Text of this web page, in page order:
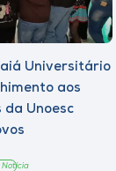
Universitário
aos
Unoesc
Notícia